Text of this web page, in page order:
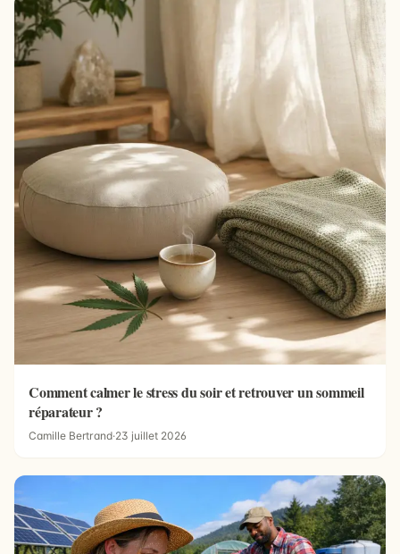
Comment calmer le stress du soir et retrouver un sommeil
réparateur ?
Camille Bertrand·23 juillet 2026